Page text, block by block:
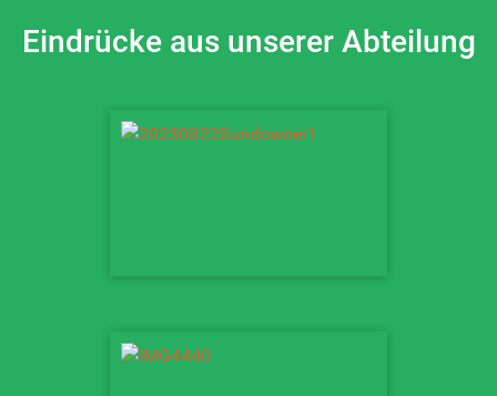
Eindrücke aus unserer Abteilung